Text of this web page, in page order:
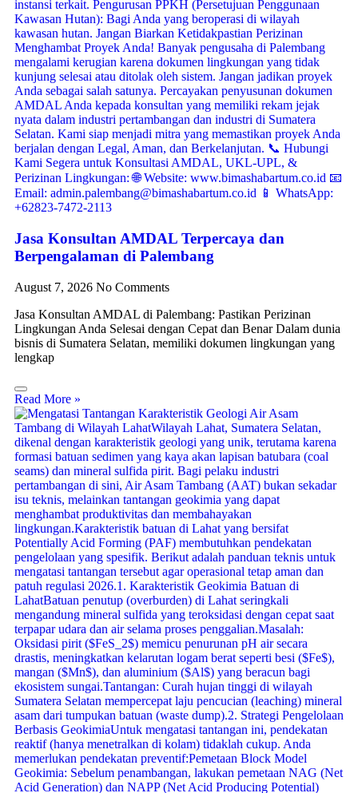
Jasa Konsultan AMDAL Terpercaya dan
Berpengalaman di Palembang
August 7, 2026 No Comments
Jasa Konsultan AMDAL di Palembang: Pastikan Perizinan
Lingkungan Anda Selesai dengan Cepat dan Benar Dalam dunia
bisnis di Sumatera Selatan, memiliki dokumen lingkungan yang
lengkap
Read More »